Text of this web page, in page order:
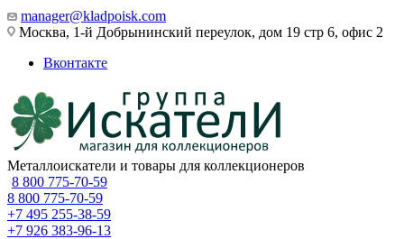
manager@kladpoisk.com
Москва, 1-й Добрынинский переулок, дом 19 стр 6, офис 2
Вконтакте
Металлоискатели и товары для коллекционеров
8 800 775-70-59
8 800 775-70-59
+7 495 255-38-59
+7 926 383-96-13